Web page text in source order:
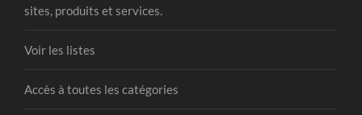
sites, produits et services.
Voir les listes
Accès à toutes les catégories